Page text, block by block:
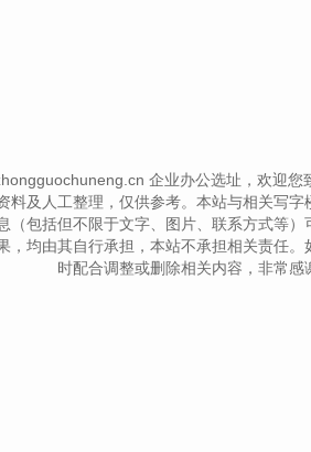
企业办公选址，欢迎您
及人工整理，仅供参考。本站与相关写
包括但不限于文字、图片、联系方式等
均由其自行承担，本站不承担相关责任
时配合调整或删除相关内容，非常感